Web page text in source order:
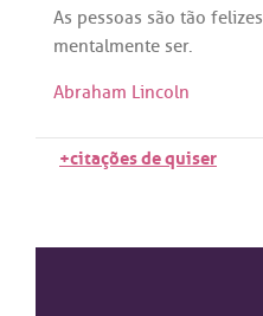
As pessoas são tão felizes
mentalmente ser.
Abraham Lincoln
+citações de quiser